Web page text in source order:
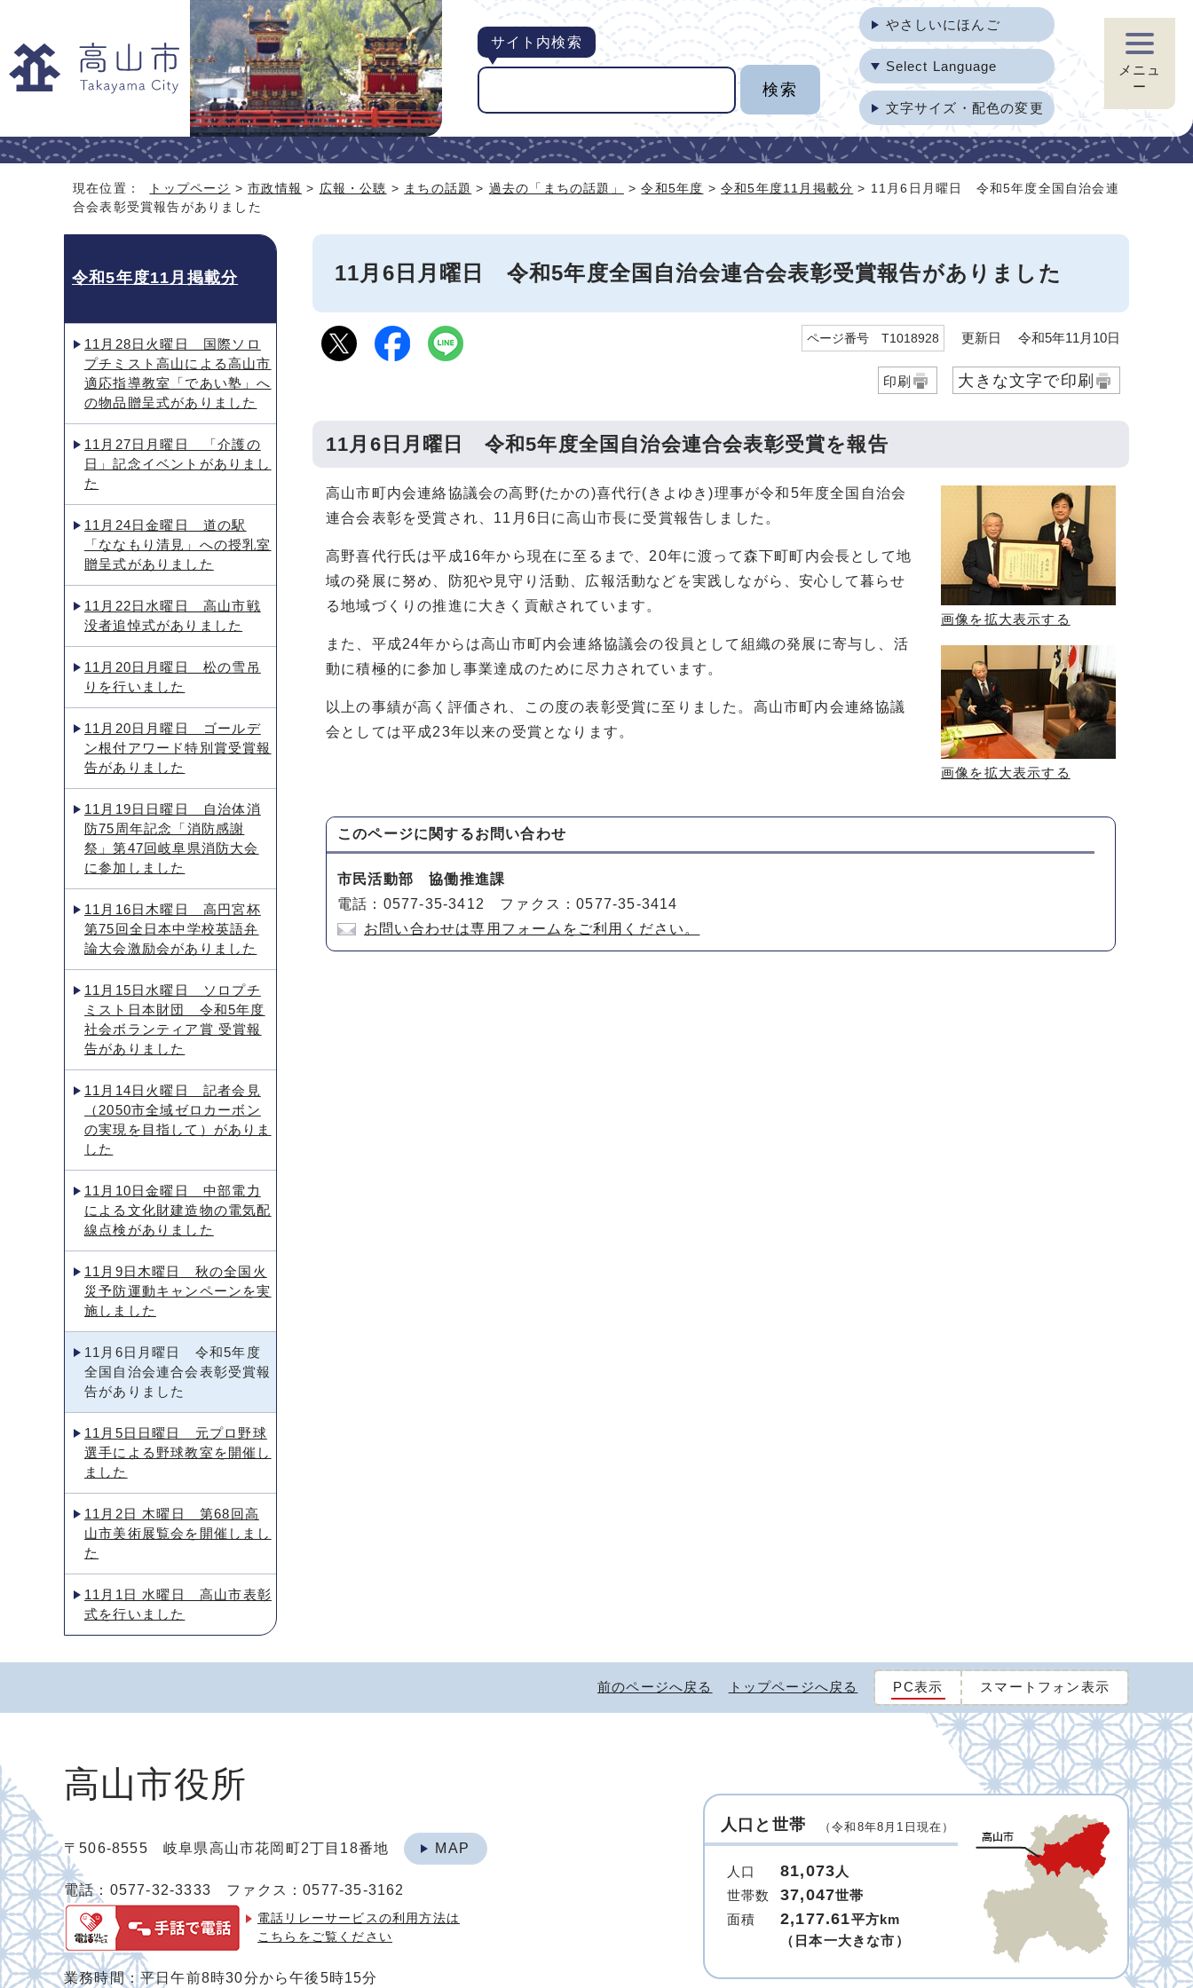
サイト内検索
やさしいにほんご
Select Language
文字サイズ・配色の変更
メニュ
ー
現在位置： トップページ >市政情報 > 広報・公聴 > まちの話題 > 過去の「まちの話題」 >令和5年度 >令和5年度11月掲載分 > 11月6日月曜日 令和5年度全国自治会連
合会表彰受賞報告がありました
11月6日月曜日 令和5年度全国自治会連合会表彰受賞報告がありました
ページ番号 T1018928 更新日 令和5年11月10日
印刷 大きな文字で印刷
11月6日月曜日 令和5年度全国自治会連合会表彰受賞を報告
画像を拡大表示する
画像を拡大表示する
高山市町内会連絡協議会の高野(たかの)喜代行(きよゆき)理事が令和5年度全国自治会
連合会表彰を受賞され、11月6日に高山市長に受賞報告しました。
高野喜代行氏は平成16年から現在に至るまで、20年に渡って森下町町内会長として地
域の発展に努め、防犯や見守り活動、広報活動などを実践しながら、安心して暮らせ
る地域づくりの推進に大きく貢献されています。
また、平成24年からは高山市町内会連絡協議会の役員として組織の発展に寄与し、活
動に積極的に参加し事業達成のために尽力されています。
以上の事績が高く評価され、この度の表彰受賞に至りました。高山市町内会連絡協議
会としては平成23年以来の受賞となります。
このページに関するお問い合わせ
市民活動部 協働推進課
電話：0577-35-3412 ファクス：0577-35-3414
お問い合わせは専用フォームをご利用ください。
令和5年度11月掲載分
11月28日火曜日 国際ソロ
プチミスト高山による高山市
適応指導教室「であい塾」へ
の物品贈呈式がありました
11月27日月曜日 「介護の
日」記念イベントがありまし
た
11月24日金曜日 道の駅
「ななもり清見」への授乳室
贈呈式がありました
11月22日水曜日 高山市戦
没者追悼式がありました
11月20日月曜日 松の雪吊
りを行いました
11月20日月曜日 ゴールデ
ン根付アワード特別賞受賞報
告がありました
11月19日日曜日 自治体消
防75周年記念「消防感謝
祭」第47回岐阜県消防大会
に参加しました
11月16日木曜日 高円宮杯
第75回全日本中学校英語弁
論大会激励会がありました
11月15日水曜日 ソロプチ
ミスト日本財団 令和5年度
社会ボランティア賞 受賞報
告がありました
11月14日火曜日 記者会見
（2050市全域ゼロカーボン
の実現を目指して）がありま
した
11月10日金曜日 中部電力
による文化財建造物の電気配
線点検がありました
11月9日木曜日 秋の全国火
災予防運動キャンペーンを実
施しました
11月6日月曜日 令和5年度
全国自治会連合会表彰受賞報
告がありました
11月5日日曜日 元プロ野球
選手による野球教室を開催し
ました
11月2日 木曜日 第68回高
山市美術展覧会を開催しまし
た
11月1日 水曜日 高山市表彰
式を行いました
前のページへ戻る トップページへ戻る PC表示 スマートフォン表示
高山市役所
〒506-8555 岐阜県高山市花岡町2丁目18番地 MAP
電話：0577-32-3333 ファクス：0577-35-3162
電話リレーサービスの利用方法は
こちらをご覧ください
業務時間：平日午前8時30分から午後5時15分
人口と世帯 （令和8年8月1日現在）
人口 81,073 人
世帯数
37,047世帯
面積
2,177.61平方km
（日本一大きな市）